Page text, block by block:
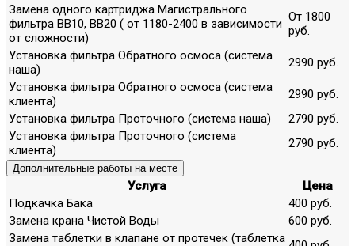
Замена одного картриджа Магистрального
фильтра ВВ10, ВВ20 ( от 1180-2400 в зависимости
от сложности)
От 1800
руб.
Установка фильтра Обратного осмоса (система
наша)
2990 руб.
Установка фильтра Обратного осмоса (система
клиента)
2990 руб.
Установка фильтра Проточного (система наша)
2790 руб.
Установка фильтра Проточного (система
клиента)
2790 руб.
Дополнительные работы на месте
Услуга
Цена
Подкачка Бака
400 руб.
Замена крана Чистой Воды
600 руб.
Замена таблетки в клапане от протечек (таблетка